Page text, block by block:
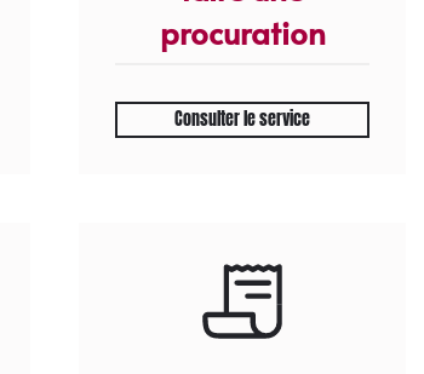
procuration
Consulter le service